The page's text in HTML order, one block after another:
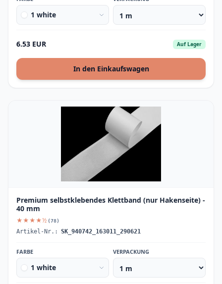
1 white
6.53 EUR Auf Lager
In den Einkaufswagen
Premium selbstklebendes Klettband (nur Hakenseite) -
40 mm
★★★★½ (78)
Artikel-Nr.: SK_940742_163011_290621
FARBE
1 white
VERPACKUNG